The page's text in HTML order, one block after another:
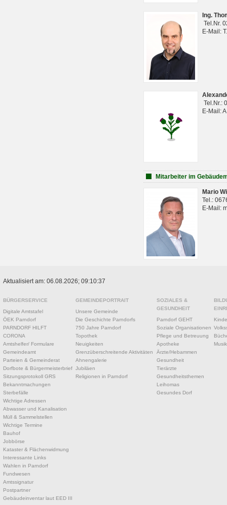
Ing.
Tel.Nr.
E-Mail:
Tel.Nr.:
E-Mail:
Mitarbeiter im
Mario
Tel.:
E-Mail:
Aktualisiert am: 06.08.2026; 09:10:37
BÜRGERSERVICE
Digitale Amtstafel
ÖEK Parndorf
PARNDORF HILFT
CORONA
Amtshelfer/ Formulare
Gemeindeamt
Parteien & Gemeinderat
Dorfbote & Bürgermeisterbrief
Sitzungsprotokoll GRS
Bekanntmachungen
Sterbefälle
Wichtige Adressen
Abwasser und Kanalisation
Müll & Sammelstellen
Wichtige Termine
Bauhof
Jobbörse
Kataster & Flächenwidmung
Interessante Links
Wahlen in Parndorf
Fundwesen
Amtssignatur
Postpartner
Gebäudeinventar laut EED III
GEMEINDEPORTRAIT
Unsere Gemeinde
Die Geschichte Parndorfs
750 Jahre Parndorf
Topothek
Neuigkeiten
Grenzüberschreitende Aktivitäten
Ahnengalerie
Jubiläen
Religionen in Parndorf
SOZIALES &
GESUNDHEIT
Parndorf GEHT
Soziale Organisationen
Pflege und Betreuung
Apotheke
Ärzte/Hebammen
Gesundheit
Tierärzte
Gesundheitsthemen
Leihomas
Gesundes Dorf